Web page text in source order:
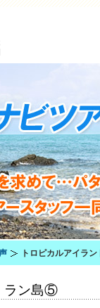
トロピカルアイラ
ラン島⑤